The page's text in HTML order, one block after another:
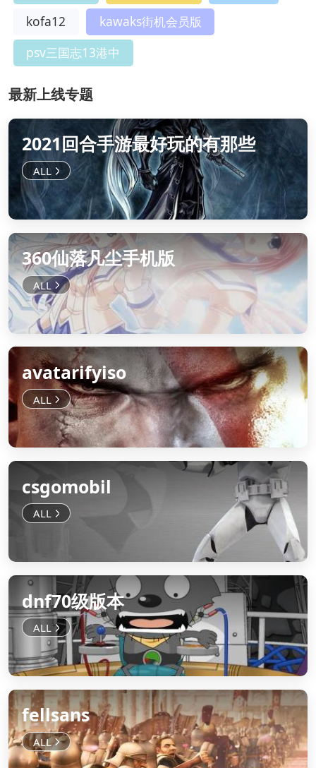
kofa12
kawaks街机会员版
psv三国志13港中
最新上线专题
2021回合手游最好玩的有那些
360仙落凡尘手机版
avatarifyiso
csgomobil
dnf70级版本
fellsans